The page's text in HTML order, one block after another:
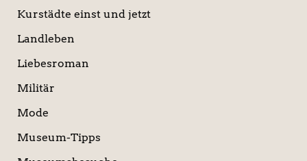
Kurstädte einst und jetzt
Landleben
Liebesroman
Militär
Mode
Museum-Tipps